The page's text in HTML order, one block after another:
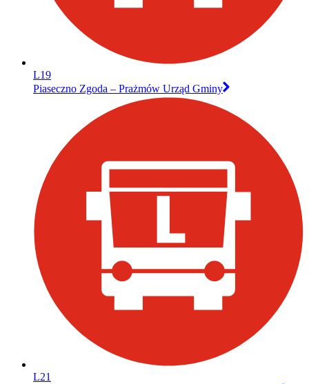
L19
Piaseczno Zgoda – Prażmów Urząd Gminy
L21